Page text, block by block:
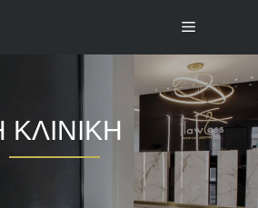
Menu
ΚΛΙΝΙΚΗ